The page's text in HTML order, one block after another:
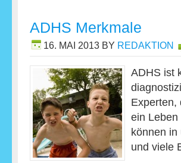
ADHS Merkmale
16. MAI 2013 BY REDAKTION
ADHS ist
Experten,
ein Leben
können
und viele